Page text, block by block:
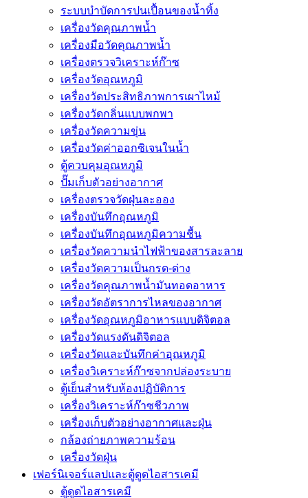
ระบบบำบัดการปนเปื้อนของน้ำทิ้ง
เครื่องวัดคุณภาพน้ำ
เครื่องมือวัดคุณภาพน้ำ
เครื่องตรวจวิเคราะห์ก๊าซ
เครื่องวัดอุณหภูมิ
เครื่องวัดประสิทธิภาพการเผาไหม้
เครื่องวัดกลิ่นแบบพกพา
เครื่องวัดความขุ่น
เครื่องวัดค่าออกซิเจนในน้ำ
ตู้ควบคุมอุณหภูมิ
ปั๊มเก็บตัวอย่างอากาศ
เครื่องตรวจวัดฝุ่นละออง
เครื่องบันทึกอุณหภูมิ
เครื่องบันทึกอุณหภูมิความชื้น
เครื่องวัดความนําไฟฟ้าของสารละลาย
เครื่องวัดความเป็นกรด-ด่าง
เครื่องวัดคุณภาพน้ำมันทอดอาหาร
เครื่องวัดอัตราการไหลของอากาศ
เครื่องวัดอุณหภูมิอาหารแบบดิจิตอล
เครื่องวัดแรงดันดิจิตอล
เครื่องวัดและบันทึกค่าอุณหภูมิ
เครื่องวิเคราะห์ก๊าซจากปล่องระบาย
ตู้เย็นสำหรับห้องปฏิบัติการ
เครื่องวิเคราะห์ก๊าซชีวภาพ
เครื่องเก็บตัวอย่างอากาศเเละฝุ่น
กล้องถ่ายภาพความร้อน
เครื่องวัดฝุ่น
เฟอร์นิเจอร์แลปและตู้ดูดไอสารเคมี
ตู้ดูดไอสารเคมี